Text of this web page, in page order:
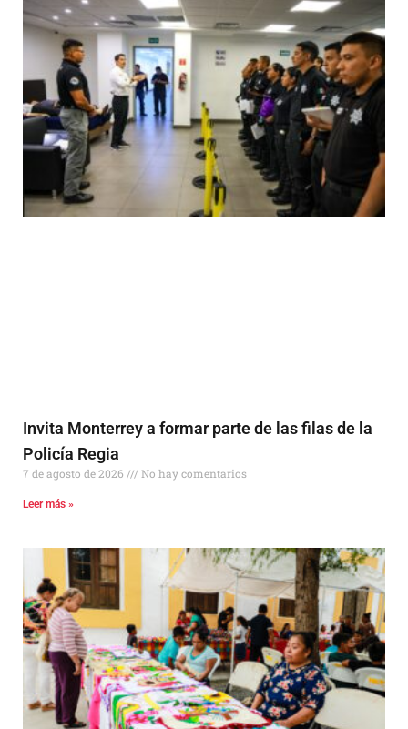
Invita Monterrey a formar parte de las filas de la
Policía Regia
7 de agosto de 2026 No hay comentarios
Leer más »